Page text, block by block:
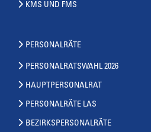
KMS UND FMS
PERSONALRÄTE
PERSONALRATSWAHL 2026
HAUPTPERSONALRAT
PERSONALRÄTE LAS
BEZIRKSPERSONALRÄTE